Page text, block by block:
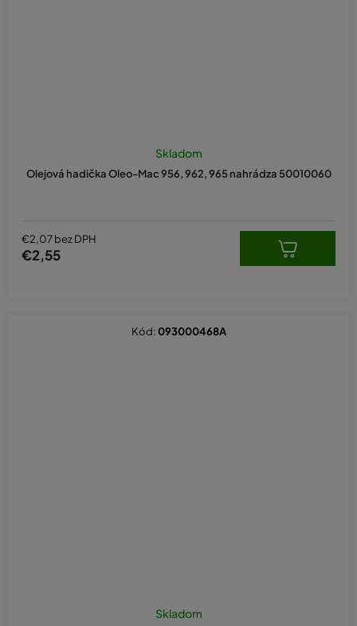
Olejová hadička Oleo-Mac 956, 962, 965 nahrádza 50010060
Skladom
€2,07 bez DPH
€2,55
Skladom
Kód:093000468A